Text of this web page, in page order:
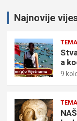
Najnovije
a
9